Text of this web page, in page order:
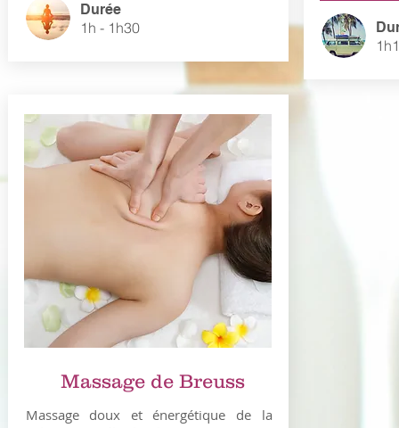
1h - 1h30
Durée
Massage de Breuss
Massage doux et énergétique de la